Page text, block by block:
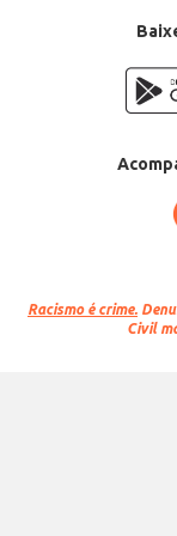
Racismo é crime.
Civil